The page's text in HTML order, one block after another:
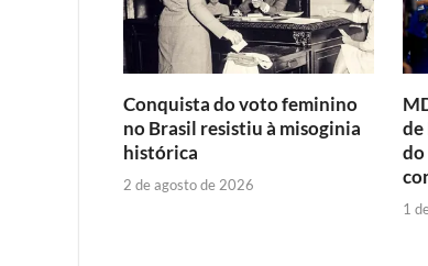
Conquista do voto feminino
no Brasil resistiu à misoginia
histórica
2 de agosto de 2026
de
do
1